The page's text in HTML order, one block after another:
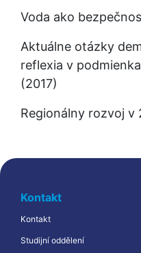
Voda ako
Aktuálne otázky
reflexia v
(2017)
Regionálny rozvoj v
Kontakt
Kontakt
Studijní oddělení